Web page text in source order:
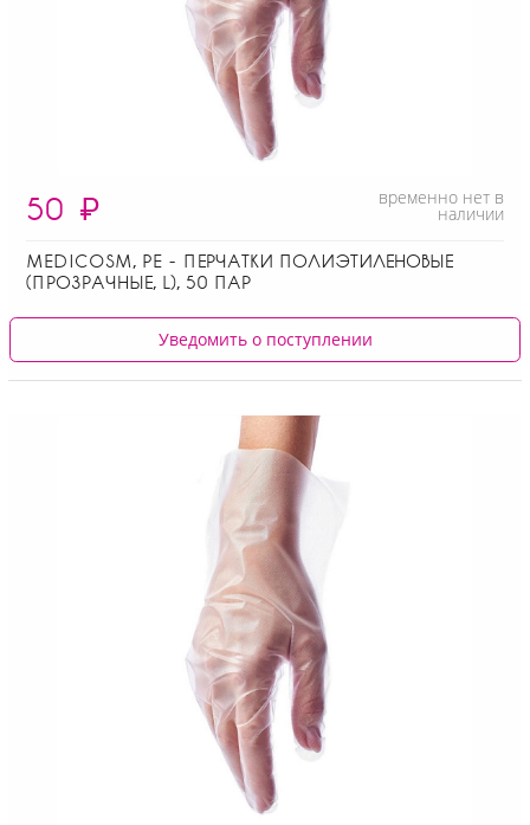
50 ₽ временно нет в
наличии
MEDICOSM, PE - ПЕРЧАТКИ ПОЛИЭТИЛЕНОВЫЕ
(ПРОЗРАЧНЫЕ, L), 50 ПАР
Уведомить о поступлении